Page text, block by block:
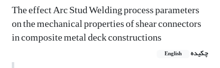
The effect Arc Stud Welding process parameters
on the mechanical properties of shear connectors
in composite metal deck constructions
چکیده English